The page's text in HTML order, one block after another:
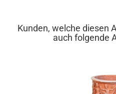
Kunden, welche diesen
auch folgende